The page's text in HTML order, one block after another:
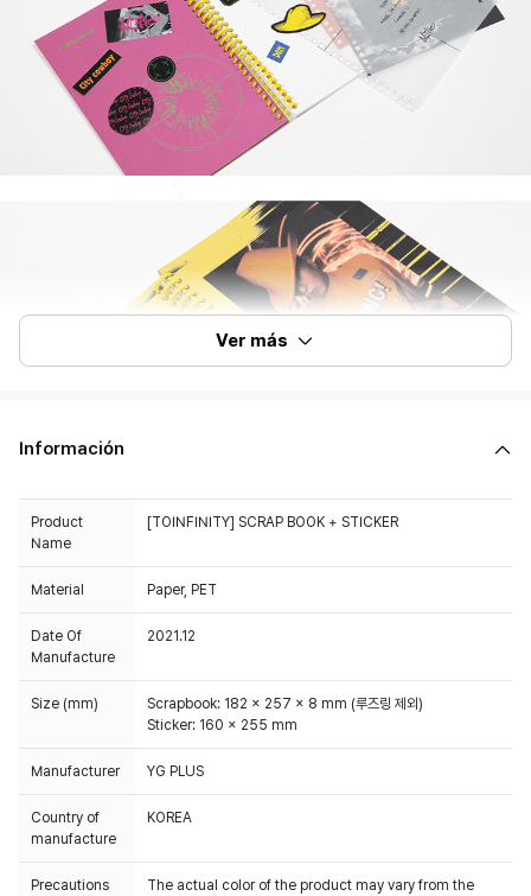
Ver más
Información
Product
Name
Material Paper, PET
Date Of
Manufacture
2021.12
Size (mm)
Scrapbook: 182 x 257 x 8 mm (루즈링 제외)
Sticker: 160 x 255 mm
Manufacturer YG PLUS
Country of
manufacture
KOREA
Precautions
The actual color of the product may vary from the